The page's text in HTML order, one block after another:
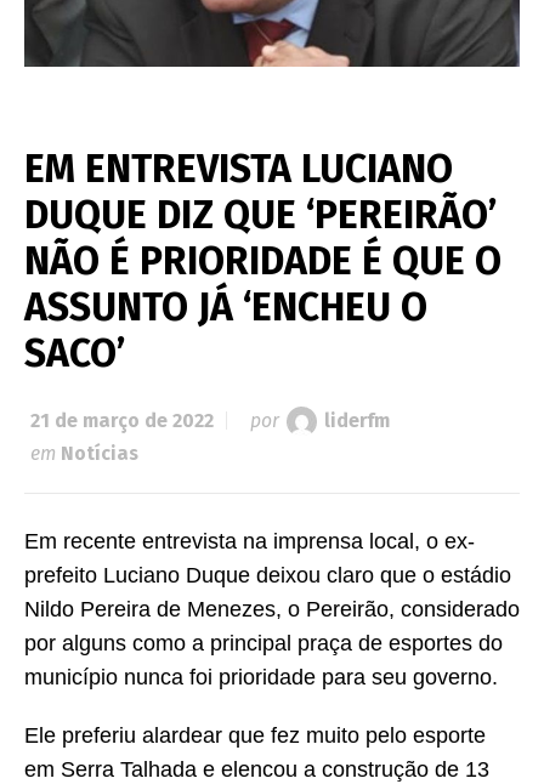
EM ENTREVISTA LUCIANO
DUQUE DIZ QUE ‘PEREIRÃO’
NÃO É PRIORIDADE É QUE O
ASSUNTO JÁ ‘ENCHEU O
SACO’
21 de março de 2022 por
liderfm
em Notícias
Em recente entrevista na imprensa local, o ex-
prefeito Luciano Duque deixou claro que o estádio
Nildo Pereira de Menezes, o Pereirão, considerado
por alguns como a principal praça de esportes do
município nunca foi prioridade para seu governo.
Ele preferiu alardear que fez muito pelo esporte
em Serra Talhada e elencou a construção de 13